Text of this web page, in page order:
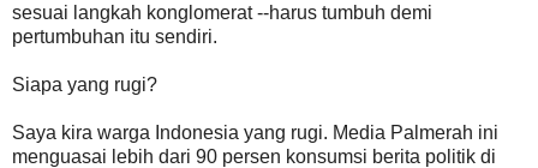
sesuai langkah konglomerat --harus tumbuh demi
pertumbuhan itu sendiri.
Siapa yang rugi?
Saya kira warga Indonesia yang rugi. Media Palmerah ini
menguasai lebih dari 90 persen konsumsi berita politik di